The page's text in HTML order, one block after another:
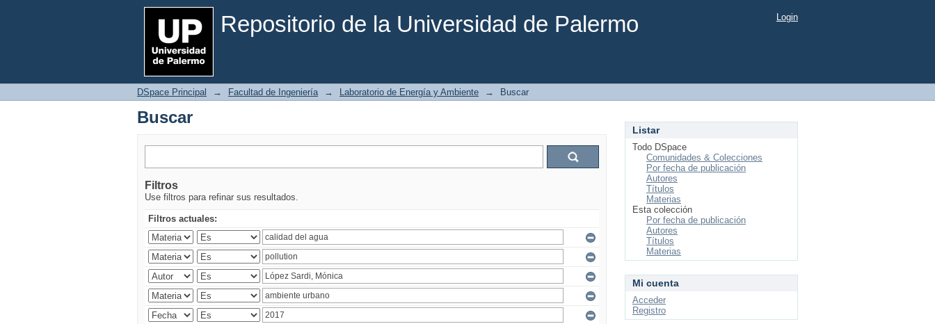
Repositorio de la Universidad de Palermo
Buscar Login
DSpace Principal → Facultad de Ingeniería → Laboratorio de Energía y Ambiente → Buscar
Buscar
Filtros
Use filtros para refinar sus resultados.
Filtros actuales:
Listar
Todo DSpace
Comunidades & Colecciones
Por fecha de publicación
Autores
Títulos
Materias
Esta colección
Por fecha de publicación
Autores
Títulos
Materias
Mi cuenta
Acceder
Registro